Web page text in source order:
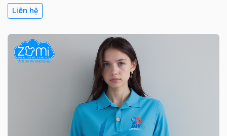
Liên hệ